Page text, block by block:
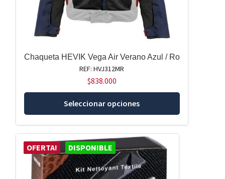
Chaqueta HEVIK Vega Air Verano Azul / Ro
REF: HVJ312MR
$838.000
Seleccionar opciones
producto
tiene
múltiples
OFERTA! DISPONIBLE